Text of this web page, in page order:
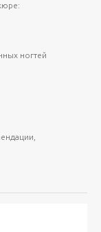
ногтей